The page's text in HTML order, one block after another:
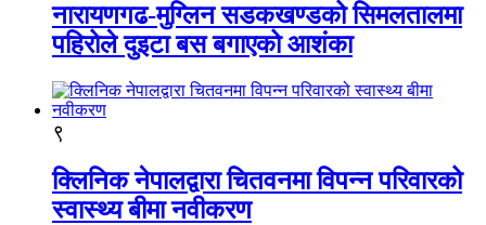
नारायणगढ-मुग्लिन सडकखण्डको सिमलतालमा
पहिरोले दुइटा बस बगाएको आशंका
९
क्लिनिक नेपालद्वारा चितवनमा विपन्न परिवारको
स्वास्थ्य बीमा नवीकरण